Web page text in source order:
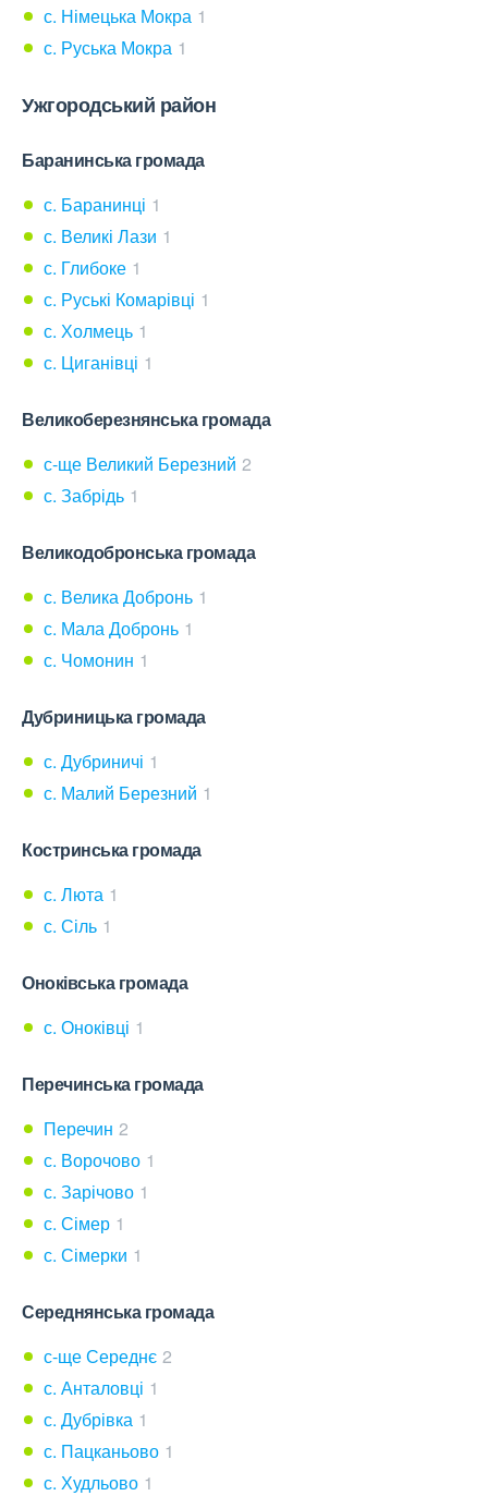
с. Німецька Мокра 1
с. Руська Мокра 1
Ужгородський район
Баранинська громада
с. Баранинці 1
с. Великі Лази 1
с. Глибоке 1
с. Руські Комарівці 1
с. Холмець 1
с. Циганівці 1
Великоберезнянська громада
с-ще Великий Березний 2
с. Забрідь 1
Великодобронська громада
с. Велика Добронь 1
с. Мала Добронь 1
с. Чомонин 1
Дубриницька громада
с. Дубриничі 1
с. Малий Березний 1
Костринська громада
с. Люта 1
с. Сіль 1
Оноківська громада
с. Оноківці 1
Перечинська громада
Перечин 2
с. Ворочово 1
с. Зарічово 1
с. Сімер 1
с. Сімерки 1
Середнянська громада
с-ще Середнє 2
с. Анталовці 1
с. Дубрівка 1
с. Пацканьово 1
с. Худльово 1